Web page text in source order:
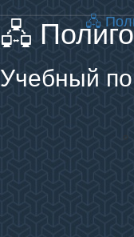
🖧
🖧
Учебный